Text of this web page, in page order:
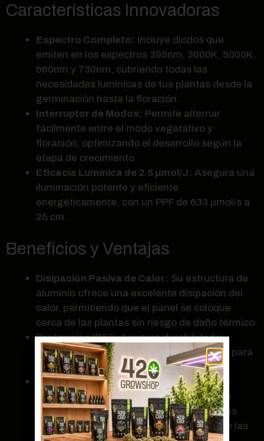
Características Innovadoras
Espectro Completo: Incluye diodos que
emiten en los espectros 395nm, 3000K, 5000K,
660nm y 730nm, cubriendo todas las
necesidades lumínicas de tus plantas desde la
germinación hasta la floración.
Interruptor de Modos: Permite alternar
fácilmente entre el modo vegetativo y
floración, optimizando el desarrollo según la
etapa de crecimiento.
Eficacia Lumínica de 2.5 μmol/J: Asegura una
iluminación potente y eficiente
energéticamente, con un PPF de 633 μmol/s a
25 cm.
Beneficios y Ventajas
Disipación Pasiva de Calor: Su estructura de
aluminio ofrece una excelente disipación del
calor, permitiendo que el panel se coloque
cerca de las plantas sin riesgo de daño térmico.
Protección IP54:Asegura durabilidad y
resistencia contra polvo y humedad, ideal para
entornos de cultivo exigentes.
Regulación de Potencia:Los modelos de
mayor potencia (120w y 150w) incluyen un
regulador de potencia, ofreciendo aún más
control sobre la intensidad lumínica según las